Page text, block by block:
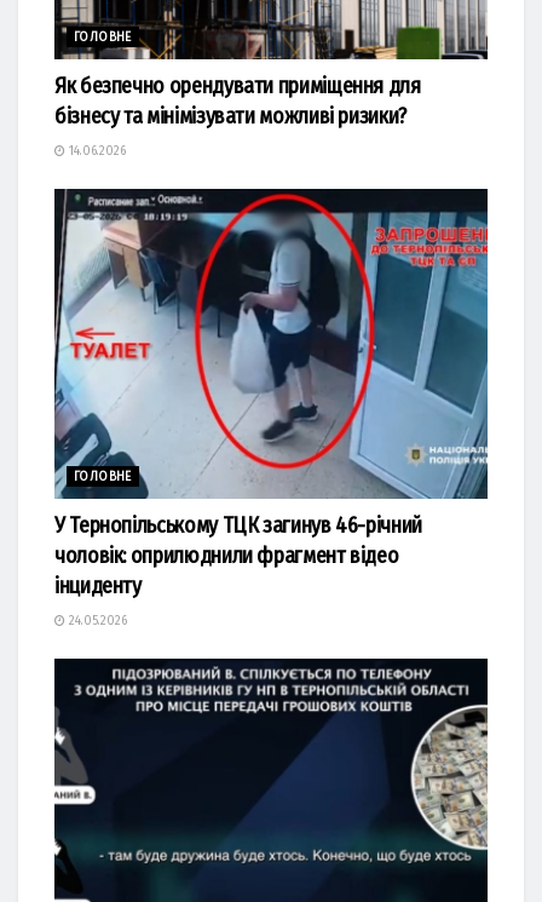
ГОЛОВНЕ
Як безпечно орендувати приміщення для
бізнесу та мінімізувати можливі ризики?
14.06.2026
ГОЛОВНЕ
У Тернопільському ТЦК загинув 46-річний
чоловік: оприлюднили фрагмент відео
інциденту
24.05.2026